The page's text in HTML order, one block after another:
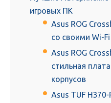
игровых ПК
Asus ROG
со своими Wi-
Asus ROG
стильная
корпусов
Asus TUF H370-